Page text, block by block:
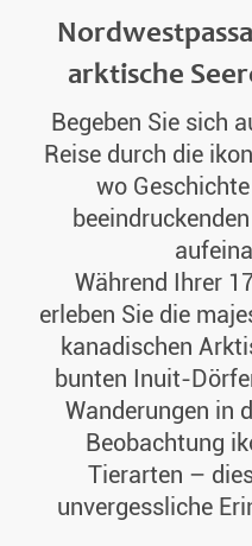
arktische
Begeben Sie sich
Reise durch die
wo
Während Ihrer
erleben Sie die
kanadischen
bunten Inuit-
Wanderungen in
Beobachtung
Tierarten –
unvergessliche